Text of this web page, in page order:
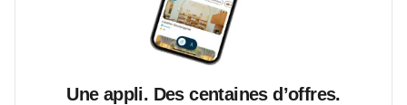
Une appli. Des centaines d’offres.